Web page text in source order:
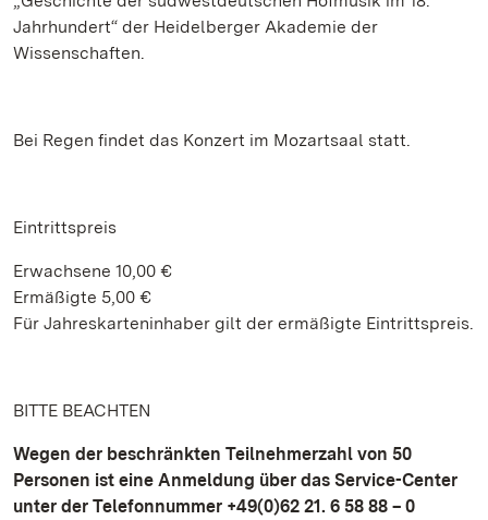
Jahrhundert“ der Heidelberger Akademie der
Wissenschaften.
Bei Regen findet das Konzert im Mozartsaal statt.
Eintrittspreis
Erwachsene 10,00 €
Ermäßigte 5,00 €
Für Jahreskarteninhaber gilt der ermäßigte Eintrittspreis.
BITTE BEACHTEN
Wegen der beschränkten Teilnehmerzahl von 50
Personen ist eine Anmeldung über das Service-Center
unter der Telefonnummer +49(0)62 21. 6 58 88 – 0